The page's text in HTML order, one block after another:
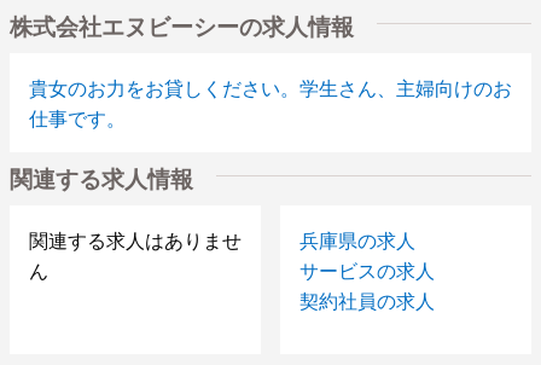
株式会社エヌビーシーの求人情報
貴女のお力をお貸しください。学生さん、主婦向けのお
仕事です。
関連する求人情報
関連する求人はありませ
ん
兵庫県の求人
サービスの求人
契約社員の求人